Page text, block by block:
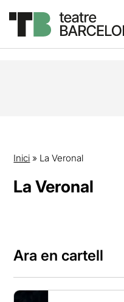
Inici » La Veronal
La Veronal
Ara en cartell